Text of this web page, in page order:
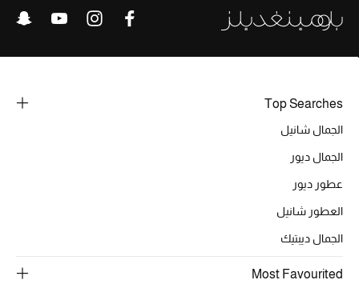
الموسم الجديد
ما وصلنا حديثاً
حصريًا عبر الإنترنت
Top Searches
الجمال شانيل
الجمال ديور
عطور ديور
العطور شانيل
الجمال ديبتيك
Most Favourited